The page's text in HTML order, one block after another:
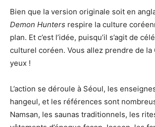
Bien que la version originale soit en
Demon Hunters respire la culture
plan. Et c’est l’idée, puisqu’il s’agit de
culturel coréen. Vous allez prendre de la
yeux !
L’action se déroule à Séoul, les
hangeul, et les références sont
Namsan, les saunas traditionnels, les